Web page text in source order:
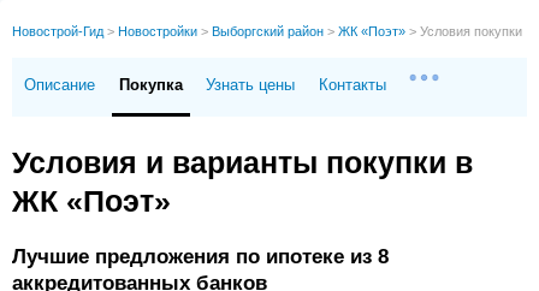
Новострой-Гид > Новостройки > Выборгский район > ЖК «Поэт» > Условия покупки
Описание Покупка Узнать цены Контакты
Условия и варианты покупки в
ЖК «Поэт»
Лучшие предложения по ипотеке из 8
аккредитованных банков